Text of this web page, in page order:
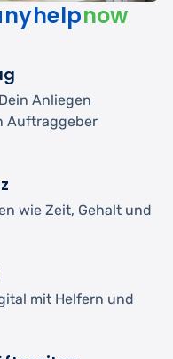
now
Anliegen
Auftraggeber
wie Zeit, Gehalt und
mit Helfern und